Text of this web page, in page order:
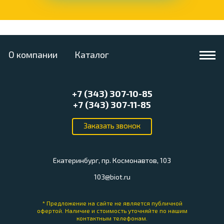
О компании Каталог
+7 (343) 307-10-85
+7 (343) 307-11-85
Екатеринбург, пр. Космонавтов, 103
103@biot.ru
* Предложение на сайте не является публичной
офертой. Наличие и стоимость уточняйте по нашим
контактным телефонам.